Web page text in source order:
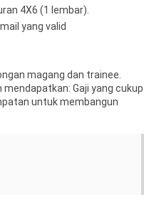
4X6 (1 lembar).
yang valid
magang dan trainee.
Gaji yang cukup
untuk membangun